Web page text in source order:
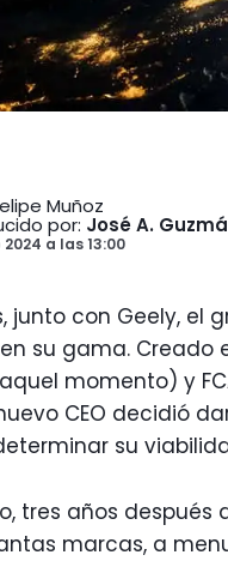
Muñoz
por: José A.
2024 a las13:00
junto con Geely, el
su gama. Creado
momento) y
CEO decidió
su
tres años
marcas, a